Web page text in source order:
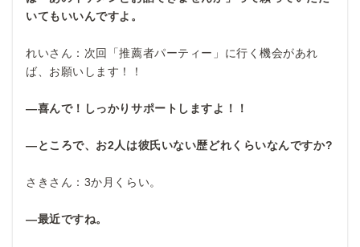
いてもいいんですよ。
れいさん：次回「推薦者パーティー」に行く機会があれ
ば、お願いします！！
―喜んで！しっかりサポートしますよ！！
―ところで、お2人は彼氏いない歴どれくらいなんですか?
さきさん：3か月くらい。
―最近ですね。